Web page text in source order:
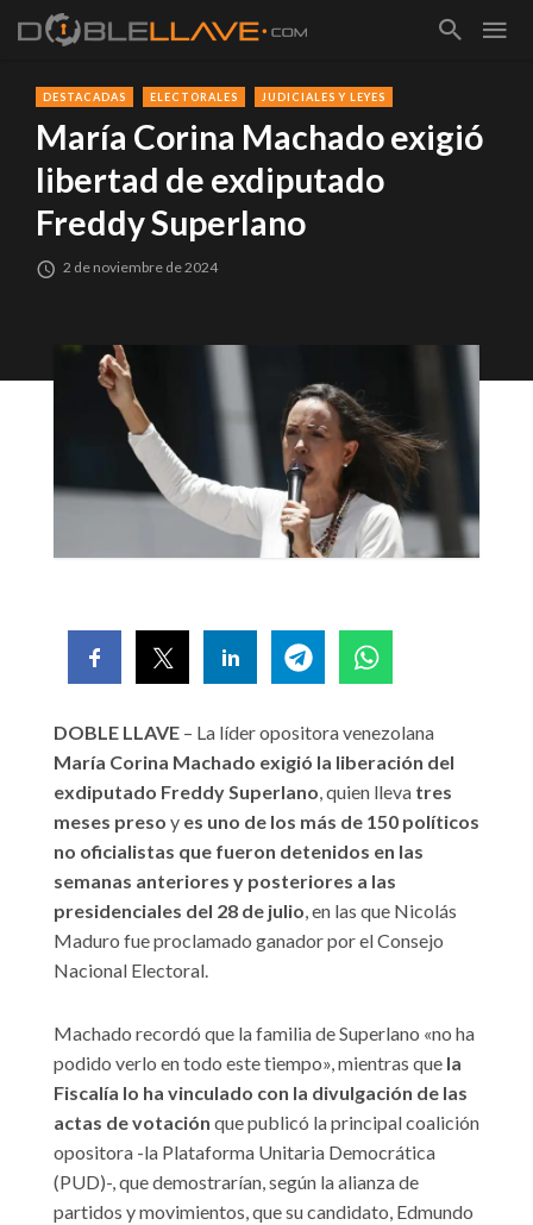
DESTACADAS ELECTORALES JUDICIALES Y LEYES
María Corina Machado exigió
libertad de exdiputado
Freddy Superlano
2 de noviembre de 2024
DOBLE LLAVE – La líder opositora venezolana
María Corina Machado exigió la liberación del
exdiputado Freddy Superlano, quien lleva tres
meses preso y es uno de los más de 150 políticos
no oficialistas que fueron detenidos en las
semanas anteriores y posteriores a las
presidenciales del 28 de julio, en las que Nicolás
Maduro fue proclamado ganador por el Consejo
Nacional Electoral.
Machado recordó que la familia de Superlano «no ha
podido verlo en todo este tiempo», mientras que la
Fiscalía lo ha vinculado con la divulgación de las
actas de votación que publicó la principal coalición
opositora -la Plataforma Unitaria Democrática
(PUD)-, que demostrarían, según la alianza de
partidos y movimientos, que su candidato, Edmundo